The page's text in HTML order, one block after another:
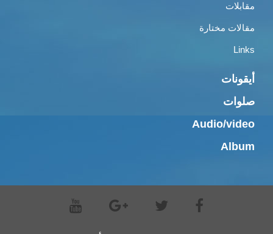
مقابلات
مقالات مختارة
Links
أيقونات
صلوات
Audio/video
Album